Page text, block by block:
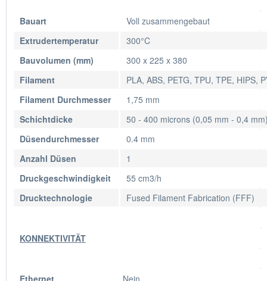
Bauart
Voll zusammengebaut
Extrudertemperatur
300°C
Bauvolumen (mm)
300 x 225 x 380
Filament
PLA, ABS, PETG, TPU, TPE, HIPS,
Filament Durchmesser
1,75 mm
Schichtdicke
50 - 400 microns (0,05 mm - 0,4
Düsendurchmesser
0.4 mm
Anzahl Düsen
1
Druckgeschwindigkeit
55 cm3/h
Drucktechnologie
Fused Filament Fabrication (FFF)
KONNEKTIVITÄT
Ethernet
Nein